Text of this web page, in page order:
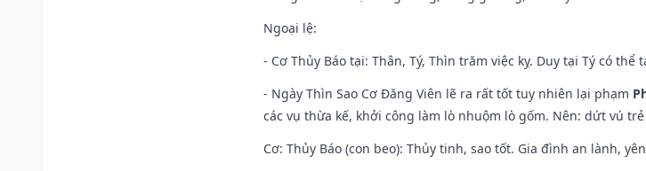
Ngoại lệ:
- Cơ Thủy Báo tại: Thân, Tý, Thìn trăm việc kỵ. Duy tại Tý có thể
- Ngày Thìn Sao Cơ Đăng Viên lẽ ra rất tốt tuy nhiên lại phạm
các vụ thừa kế, khởi công làm lò nhuộm lò gốm. Nên: dứt vú
Cơ: Thủy Báo (con beo): Thủy tinh, sao tốt. Gia đình an lành,